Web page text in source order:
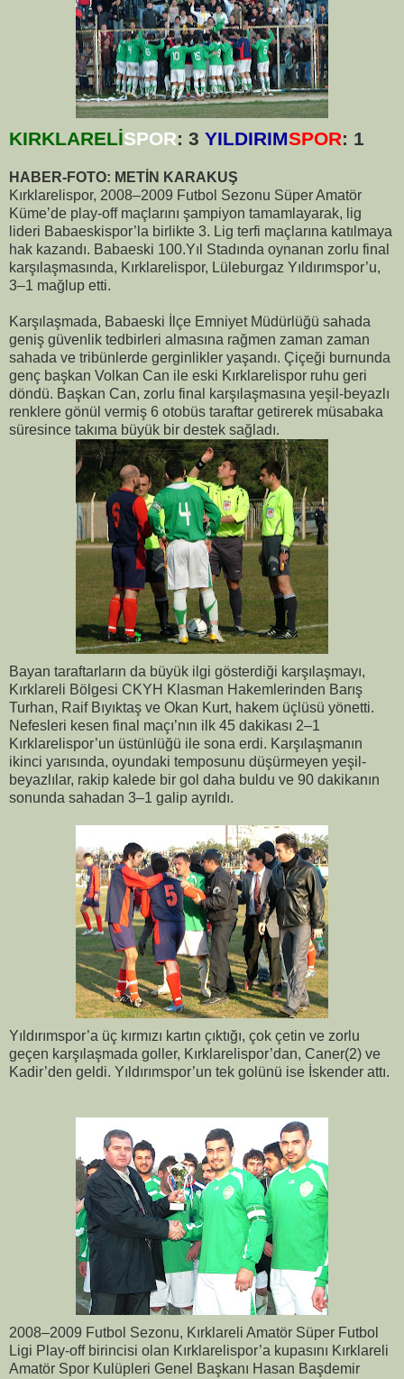
KIRKLARELİSPOR: 3 YILDIRIMSPOR: 1
HABER-FOTO: METİN KARAKUŞ
Kırklarelispor, 2008–2009 Futbol Sezonu Süper Amatör
Küme’de play-off maçlarını şampiyon tamamlayarak, lig
lideri Babaeskispor’la birlikte 3. Lig terfi maçlarına katılmaya
hak kazandı. Babaeski 100.Yıl Stadında oynanan zorlu final
karşılaşmasında, Kırklarelispor, Lüleburgaz Yıldırımspor’u,
3–1 mağlup etti.
Karşılaşmada, Babaeski İlçe Emniyet Müdürlüğü sahada
geniş güvenlik tedbirleri almasına rağmen zaman zaman
sahada ve tribünlerde gerginlikler yaşandı. Çiçeği burnunda
genç başkan Volkan Can ile eski Kırklarelispor ruhu geri
döndü. Başkan Can, zorlu final karşılaşmasına yeşil-beyazlı
renklere gönül vermiş 6 otobüs taraftar getirerek müsabaka
süresince takıma büyük bir destek sağladı.
Bayan taraftarların da büyük ilgi gösterdiği karşılaşmayı,
Kırklareli Bölgesi CKYH Klasman Hakemlerinden Barış
Turhan, Raif Bıyıktaş ve Okan Kurt, hakem üçlüsü yönetti.
Nefesleri kesen final maçı’nın ilk 45 dakikası 2–1
Kırklarelispor’un üstünlüğü ile sona erdi. Karşılaşmanın
ikinci yarısında, oyundaki temposunu düşürmeyen yeşil-
beyazlılar, rakip kalede bir gol daha buldu ve 90 dakikanın
sonunda sahadan 3–1 galip ayrıldı.
Yıldırımspor’a üç kırmızı kartın çıktığı, çok çetin ve zorlu
geçen karşılaşmada goller, Kırklarelispor’dan, Caner(2) ve
Kadir’den geldi. Yıldırımspor’un tek golünü ise İskender attı.
2008–2009 Futbol Sezonu, Kırklareli Amatör Süper Futbol
Ligi Play-off birincisi olan Kırklarelispor’a kupasını Kırklareli
Amatör Spor Kulüpleri Genel Başkanı Hasan Başdemir